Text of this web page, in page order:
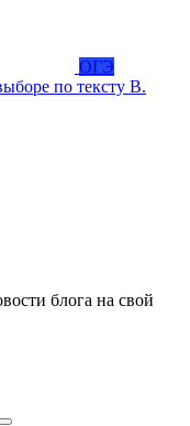
ОГЭ
по тексту В.
15.3
блога на свой